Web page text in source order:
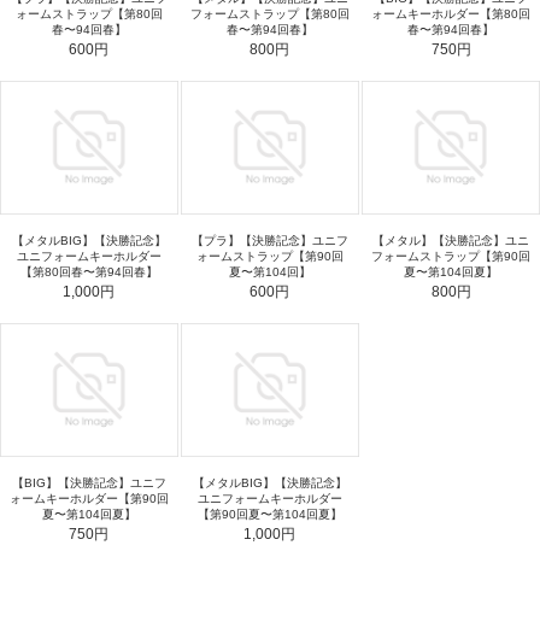
ォームストラップ【第80回
春〜94回春】
600円
フォームストラップ【第80回
春〜第94回春】
800円
ォームキーホルダー【第80回
春〜第94回春】
750円
【メタルBIG】【決勝記念】
ユニフォームキーホルダー
【第80回春〜第94回春】
1,000円
【プラ】【決勝記念】ユニフ
ォームストラップ【第90回
夏〜第104回】
600円
【メタル】【決勝記念】ユニ
フォームストラップ【第90回
夏〜第104回夏】
800円
【BIG】【決勝記念】ユニフ
ォームキーホルダー【第90回
夏〜第104回夏】
750円
【メタルBIG】【決勝記念】
ユニフォームキーホルダー
【第90回夏〜第104回夏】
1,000円